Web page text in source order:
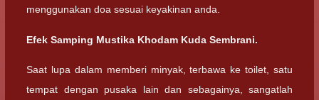
menggunakan doa sesuai keyakinan anda.
Efek Samping Mustika Khodam Kuda Sembrani.
Saat lupa dalam memberi minyak, terbawa ke toilet, satu
tempat dengan pusaka lain dan sebagainya, sangatlah